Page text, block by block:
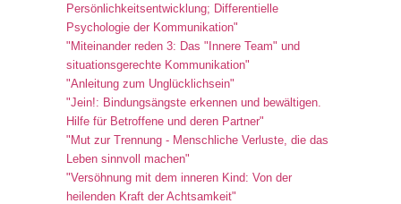
Persönlichkeitsentwicklung; Differentielle
Psychologie der Kommunikation"
"Miteinander reden 3: Das "Innere Team" und
situationsgerechte Kommunikation"
"Anleitung zum Unglücklichsein"
"Jein!: Bindungsängste erkennen und bewältigen.
Hilfe für Betroffene und deren Partner"
"Mut zur Trennung - Menschliche Verluste, die das
Leben sinnvoll machen"
"Versöhnung mit dem inneren Kind: Von der
heilenden Kraft der Achtsamkeit"